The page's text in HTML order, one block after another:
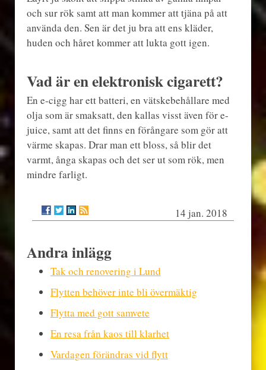
och sur rök samt att man kommer att tjäna på att
använda den. Sen är det ju bra att ens kläder,
huden och håret kommer att lukta gott igen.
Vad är en elektronisk cigarett?
En e-cigg har ett batteri, en vätskebehållare med
olja som är smaksatt, den kallas visst även för e-
juice, samt att det finns en förångare som gör att
värme skapas. Drar man ett bloss, så blir det
varmt, ånga skapas och det ser ut som rök, men
mindre farligt.
14 jan. 2018
Andra inlägg
Tak och renovering i Lund
Flytten behöver inte bli övermäktig
Flytta med gott samvete
En resa från kaos till klarhet
Vardagen förändras vid flytt